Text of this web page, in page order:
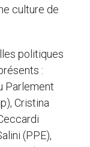
culture de
politiques
:
Parlement
Cristina
(PPE),